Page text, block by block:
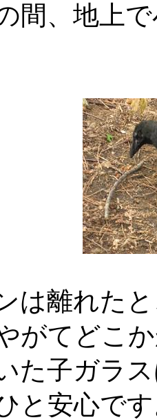
間、地上
は離れた
がてどこ
た子ガラ
と安心で